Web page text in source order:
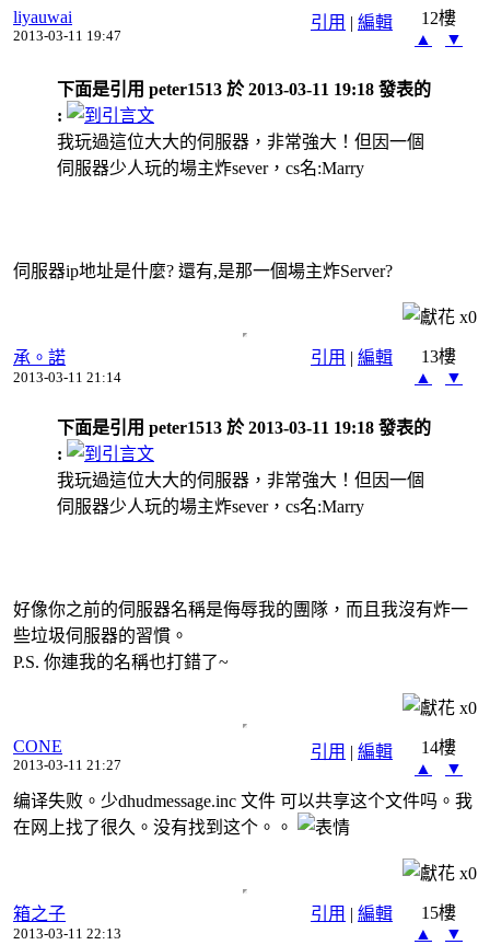
引用 | 編輯
liyauwai
2013-03-11 19:47
12樓
▲
▼
下面是引用 peter1513 於 2013-03-11 19:18 發表的
:
我玩過這位大大的伺服器，非常強大！但因一個
伺服器少人玩的場主炸sever，cs名:Marry
伺服器ip地址是什麼? 還有,是那一個場主炸Server?
x0
引用 | 編輯
承。諾
2013-03-11 21:14
13樓
▲
▼
下面是引用 peter1513 於 2013-03-11 19:18 發表的
:
我玩過這位大大的伺服器，非常強大！但因一個
伺服器少人玩的場主炸sever，cs名:Marry
好像你之前的伺服器名稱是侮辱我的團隊，而且我沒有炸一
些垃圾伺服器的習慣。
P.S. 你連我的名稱也打錯了~
x0
引用 | 編輯
CONE
2013-03-11 21:27
14樓
▲
▼
编译失败。少dhudmessage.inc 文件 可以共享这个文件吗。我
在网上找了很久。没有找到这个。。
x0
引用 | 編輯
箱之子
2013-03-11 22:13
15樓
▲
▼